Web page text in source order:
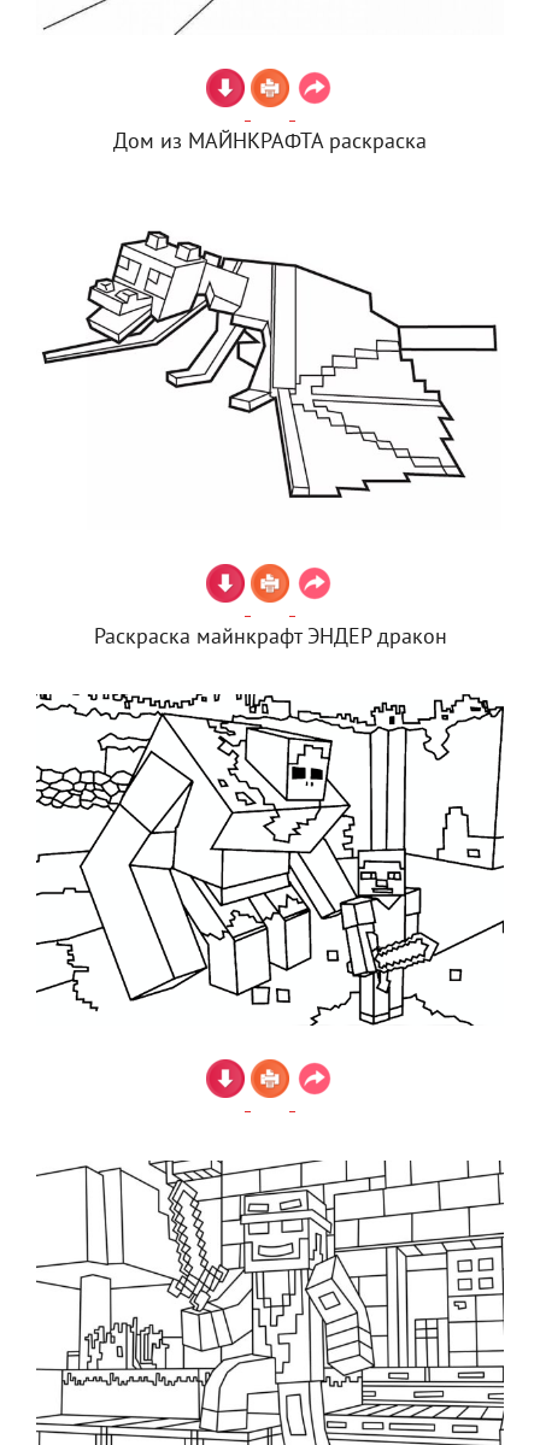
Дом из МАЙНКРАФТА раскраска
Раскраска майнкрафт ЭНДЕР дракон